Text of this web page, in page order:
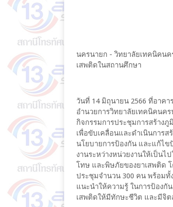
นครนายก - วิทยาลัยเทคนิคน
เสพติดในสถานศึกษา
วันที่ 14 มิถุนายน 2566 ที่อาค
อำนวยการวิทยาลัยเทคนิคนค
กิจกรรมการประชุมการสร้าง
เพื่อขับเคลื่อนและดำเนินการ
นโยบายการป้องกัน และแก้ไ
งานระหว่างหน่วยงานให้เป็น
โทษ และพิษภัยของยาเสพติด
ประชุมจำนวน 300 คน พร้อมทั้
แนะนำให้ความรู้ ในการป้องกั
เสพติดให้มีทักษะชีวิต และมีจิ